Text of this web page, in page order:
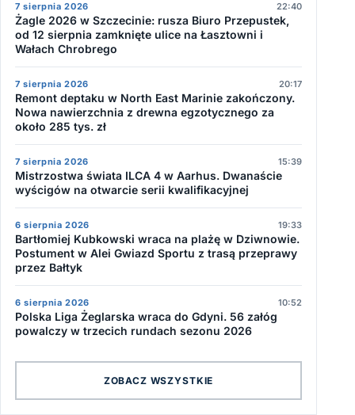
7 sierpnia 2026 22:40
Żagle 2026 w Szczecinie: rusza Biuro Przepustek,
od 12 sierpnia zamknięte ulice na Łasztowni i
Wałach Chrobrego
7 sierpnia 2026 20:17
Remont deptaku w North East Marinie zakończony.
Nowa nawierzchnia z drewna egzotycznego za
około 285 tys. zł
7 sierpnia 2026 15:39
Mistrzostwa świata ILCA 4 w Aarhus. Dwanaście
wyścigów na otwarcie serii kwalifikacyjnej
6 sierpnia 2026 19:33
Bartłomiej Kubkowski wraca na plażę w Dziwnowie.
Postument w Alei Gwiazd Sportu z trasą przeprawy
przez Bałtyk
6 sierpnia 2026 10:52
Polska Liga Żeglarska wraca do Gdyni. 56 załóg
powalczy w trzecich rundach sezonu 2026
ZOBACZ WSZYSTKIE